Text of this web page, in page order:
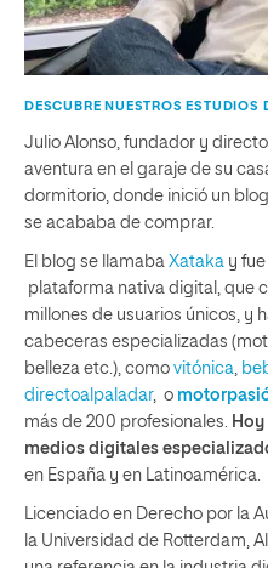
DESCUBRE NUESTROS ESTUDIOS
Julio Alonso, fundador y
aventura en el garaje de su
dormitorio, donde inició un
se acababa de comprar.
El blog se llamaba Xataka y
plataforma nativa digital, que
millones de usuarios únicos, y
cabeceras especializadas
belleza etc.), como vitónica,
directoalpaladar, o
más de 200 profesionales.
medios digitales
en España y en Latinoamérica.
Licenciado en Derecho por la
la Universidad de Rotterdam,